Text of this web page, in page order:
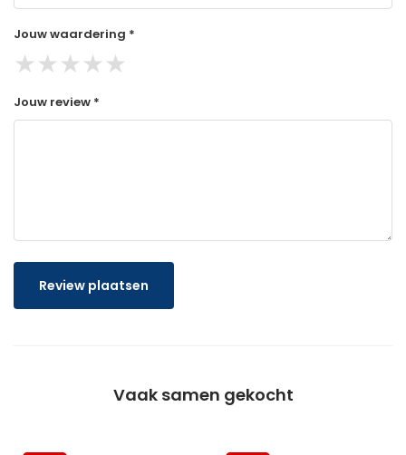
Jouw waardering *
★★★★★
Jouw review *
Review plaatsen
Vaak samen gekocht